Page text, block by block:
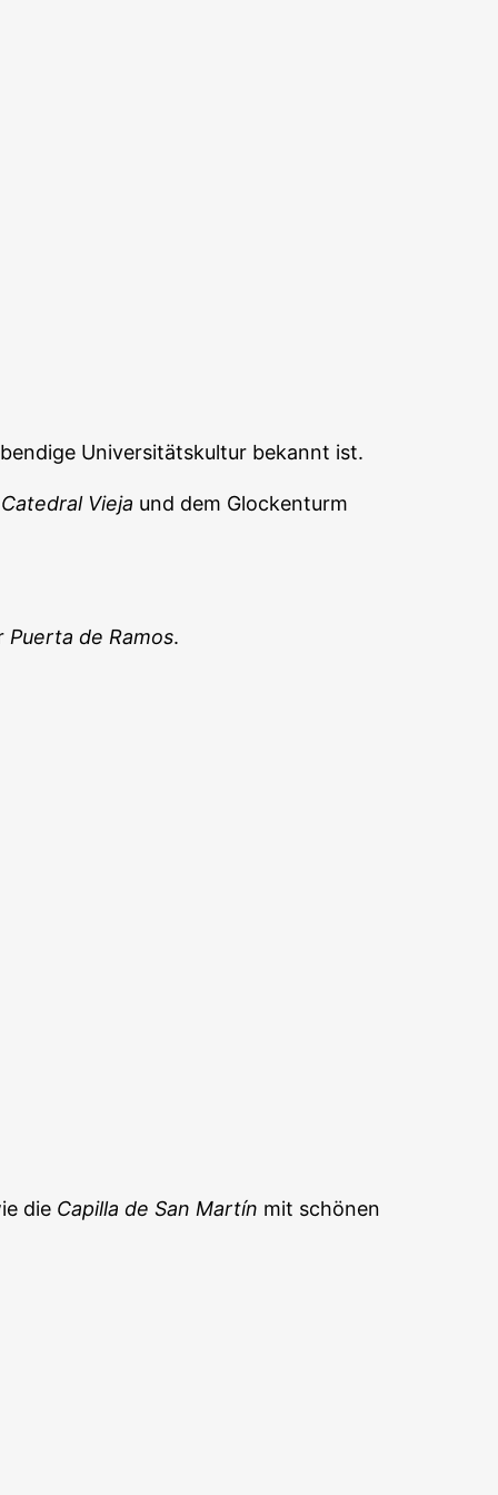
Universitätskultur bekannt ist.
Catedral Vieja und dem Glockenturm
Puerta de Ramos.
die Capilla de San Martín mit schönen